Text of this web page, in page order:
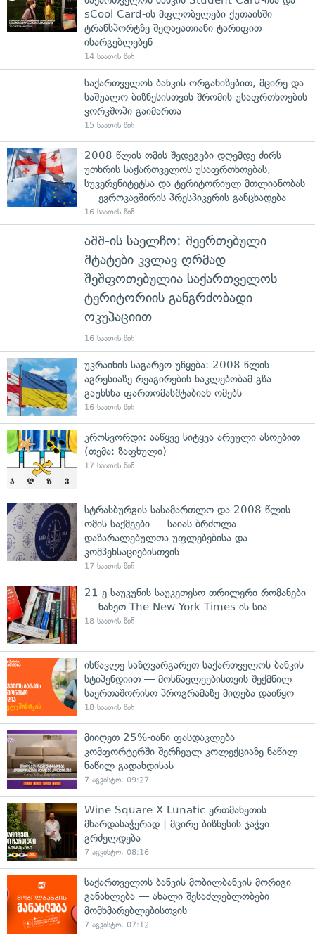
sCool Card-ის მფლობელები ქუთაისში
ტრანსპორტზე შეღავათიანი ტარიფით
ისარგებლებენ
14 საათის წინ
საქართველოს ბანკის ორგანიზებით, მცირე და
საშუალო ბიზნესისთვის შრომის უსაფრთხოების
ვორკშოპი გაიმართა
15 საათის წინ
2008 წლის ომის შედეგები დღემდე ძირს
უთხრის საქართველოს უსაფრთხოებას,
სუვერენიტეტსა და ტერიტორიულ მთლიანობას
— ევროკავშირის პრესპიკერის განცხადება
16 საათის წინ
აშშ-ის საელჩო: შეერთებული
შტატები კვლავ ღრმად
შეშფოთებულია საქართველოს
ტერიტორიის განგრძობადი
ოკუპაციით
16 საათის წინ
უკრაინის საგარეო უწყება: 2008 წლის
აგრესიაზე რეაგირების ნაკლებობამ გზა
გაუხსნა ფართომასშტაბიან ომებს
16 საათის წინ
კროსვორდი: ააწყვე სიტყვა არეული ასოებით
(თემა: ზაფხული)
17 საათის წინ
სტრასბურგის სასამართლო და 2008 წლის
ომის საქმეები — საიას ბრძოლა
დაზარალებულთა უფლებებისა და
კომპენსაციებისთვის
17 საათის წინ
21-ე საუკუნის საუკეთესო თრილერი რომანები
— ნახეთ The New York Times-ის სია
18 საათის წინ
ისწავლე საზღვარგარეთ საქართველოს ბანკის
სტიპენდიით — მოსწავლეებისთვის შექმნილ
საერთაშორისო პროგრამაზე მიღება დაიწყო
18 საათის წინ
მიიღეთ 25%-იანი ფასდაკლება
კომფორტერში შერჩეულ კოლექციაზე ნაწილ-
ნაწილ გადახდისას
7 აგვისტო, 09:27
Wine Square X Lunatic ერთმანეთის
მხარდასაჭერად | მცირე ბიზნესის ჯაჭვი
გრძელდება
7 აგვისტო, 08:16
საქართველოს ბანკის მობილბანკის მორიგი
განახლება — ახალი შესაძლებლობები
მომხმარებლებისთვის
7 აგვისტო, 07:12